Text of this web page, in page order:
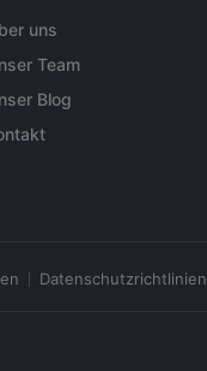
uns
Team
Blog
Datenschutzrichtlinien